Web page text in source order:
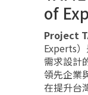
of
Project
Experts
需求設計
領先企業
在提升台